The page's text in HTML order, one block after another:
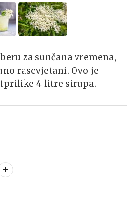
za sunčana vremena,
rascvjetani. Ovo je
4 litre sirupa.